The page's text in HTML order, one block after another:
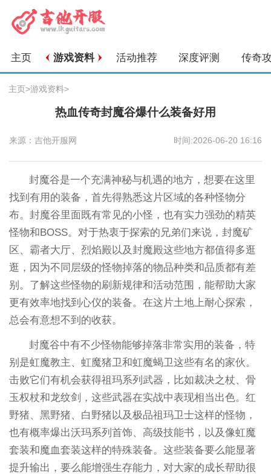
主页 游戏资料 活动推荐 深度评测 传奇
主页>游戏资料>
热血传奇封魔谷爆什么装备好用
来源：吉他开服网 时间:2026-06-20 16:16
封魔谷是一个充满神秘与机遇的地方，想要在这里
找到有用的装备，首先得熟悉这片区域的各种怪物分
布。封魔谷里面既有常见的小怪，也有实力强劲的精英
怪物和BOSS。对于热衷于探索的兄弟们来说，封魔矿
区、霸者大厅、烈焰殿以及封魔殿这些地方都值得多逛
逛，因为不同层级的怪物掉落的物品种类和品质都有差
别。了解这些怪物的刷新规律和活动范围，能帮助大家
更有效率地找到心仪的装备。在这片土地上耐心探索，
总会有意想不到的收获。
封魔谷中有不少怪物能够掉落非常实用的装备，特
别是虹魔教主、虹魔猪卫和虹魔蝎卫这些有名的家伙。
击败它们有机会获得祖玛系列武器，比如裁决之杖、骨
玉权杖和龙纹剑，这些武器在实战中表现相当出色。红
野猪、黑野猪、白野猪以及极品祖玛卫士这样的怪物，
也有概率爆出沃玛系列首饰、高级技能书，以及像虹魔
套装和魔血套装这样的特殊装备。这些装备要么能显著
提升输出，要么能增强生存能力，对大家的成长帮助很